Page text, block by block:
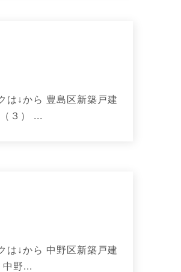
は↓から 豊島区新築戸建
３） ...
は↓から 中野区新築戸建
中野...